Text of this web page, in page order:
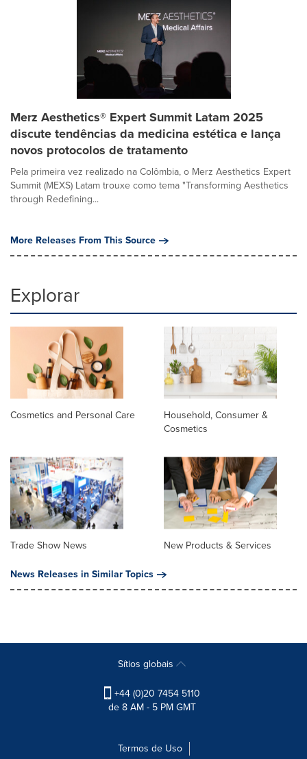
Merz Aesthetics® Expert Summit Latam 2025
discute tendências da medicina estética e lança
novos protocolos de tratamento
Pela primeira vez realizado na Colômbia, o Merz Aesthetics Expert
Summit (MEXS) Latam trouxe como tema "Transforming Aesthetics
through Redefining...
More Releases From This Source
Explorar
Cosmetics and Personal Care
Household, Consumer &
Cosmetics
Trade Show News
New Products & Services
News Releases in Similar Topics
Sítios globais
+44 (0)20 7454 5110
de 8 AM - 5 PM GMT
Termos de Uso